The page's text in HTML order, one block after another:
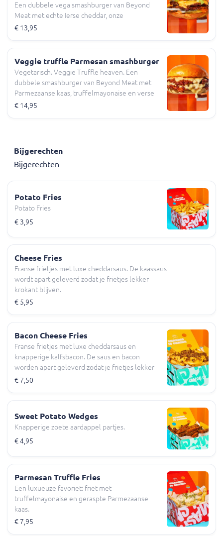
Een dubbele vega smashburger van Beyond
Meat met echte Ierse cheddar, onze
huisgemaakte burgersaus, augurkjes en sla.
€ 13,95
Veggie truffle Parmesan smashburger
Vegetarisch. Veggie Truffle heaven. Een
dubbele smashburger van Beyond Meat met
Parmezaanse kaas, truffelmayonaise en verse
sla.
€ 14,95
Bijgerechten
Bijgerechten
Potato Fries
Potato Fries
€ 3,95
Cheese Fries
Franse frietjes met luxe cheddarsaus. De kaassaus
wordt apart geleverd zodat je frietjes lekker
krokant blijven.
€ 5,95
Bacon Cheese Fries
Franse frietjes met luxe cheddarsaus en
knapperige kalfsbacon. De saus en bacon
worden apart geleverd zodat je frietjes lekker
krokant blijven.
€ 7,50
Sweet Potato Wedges
Knapperige zoete aardappel partjes.
€ 4,95
Parmesan Truffle Fries
Een luxueuze favoriet: friet met
truffelmayonaise en geraspte Parmezaanse
kaas.
€ 7,95